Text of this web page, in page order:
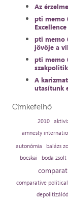
Az
pti memo
pti memo
jövője a
pti memo
A
utasítunk
Címkefelhő
2010
amnesty
autonómia
balázs
bocskai boda zsolt
comparative